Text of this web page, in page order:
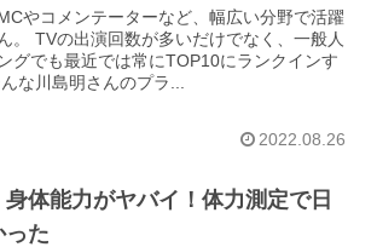
やコメンテーターなど、幅広い分野で活躍
。 TVの出演回数が多いだけでなく、一般人
グでも最近では常にTOP10にランクインす
な川島明さんのプラ...
2022.08.26
体能力がヤバイ！体力測定で日
った